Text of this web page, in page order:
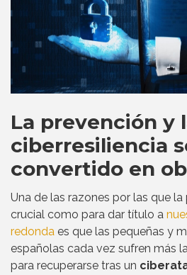
La prevención y
ciberresiliencia
convertido en
Una de las razones por las que
crucial como para dar título a
redonda es que las pequeñas y
españolas cada vez sufren más
para recuperarse tras un